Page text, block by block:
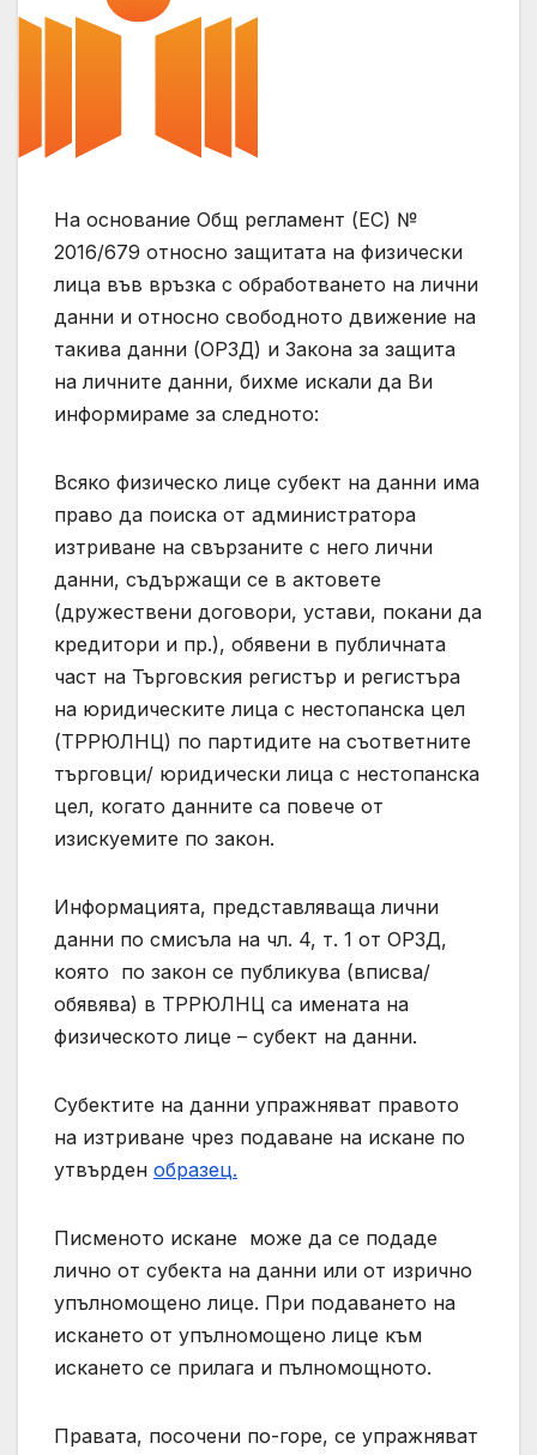
На основание Общ регламент (ЕС) №
2016/679 относно защитата на физически
лица във връзка с обработването на лични
данни и относно свободното движение на
такива данни (ОРЗД) и Закона за защита
на личните данни, бихме искали да Ви
информираме за следното:
Всяко физическо лице субект на данни има
право да поиска от администратора
изтриване на свързаните с него лични
данни, съдържащи се в актовете
(дружествени договори, устави, покани да
кредитори и пр.), обявени в публичната
част на Търговския регистър и регистъра
на юридическите лица с нестопанска цел
(ТРРЮЛНЦ) по партидите на съответните
търговци/ юридически лица с нестопанска
цел, когато данните са повече от
изискуемите по закон.
Информацията, представляваща лични
данни по смисъла на чл. 4, т. 1 от ОРЗД,
която по закон се публикува (вписва/
обявява) в ТРРЮЛНЦ са имената на
физическото лице – субект на данни.
Субектите на данни упражняват правото
на изтриване чрез подаване на искане по
утвърден образец.
Писменото искане може да се подаде
лично от субекта на данни или от изрично
упълномощено лице. При подаването на
искането от упълномощено лице към
искането се прилага и пълномощното.
Правата, посочени по-горе, се упражняват